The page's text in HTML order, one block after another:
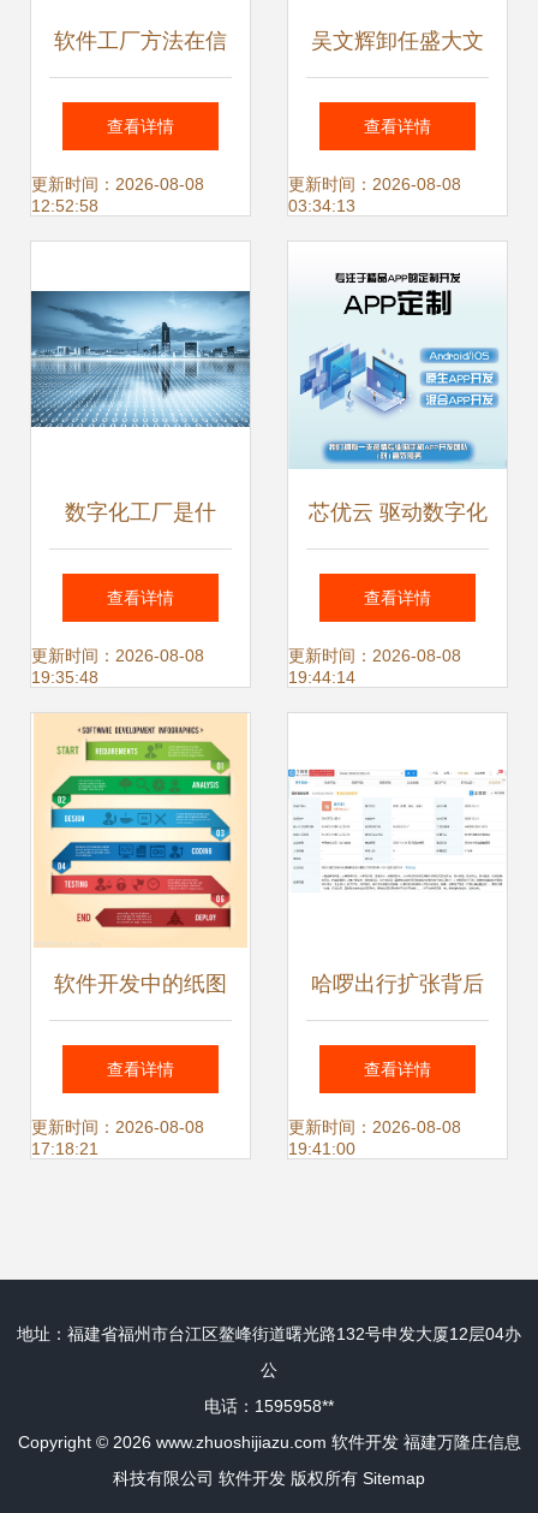
软件工厂方法在信
息系统集成服务中
的应用实践
查看详情
更新时间：2026-08-08
12:52:58
吴文辉卸任盛大文
学关联公司职务 经
理、董事及软件开
查看详情
更新时间：2026-08-08
03:34:13
数字化工厂是什
么？（一）从软件
开发视角看工厂的
数字化转型
查看详情
更新时间：2026-08-08
19:35:48
芯优云 驱动数字化
转型，定制下一代
智能软件解决方案
查看详情
更新时间：2026-08-08
19:44:14
软件开发中的纸图
表 从设计到团队沟
通的利器
查看详情
更新时间：2026-08-08
17:18:21
哈啰出行扩张背后
注册资本5000万元
新公司成立，聚焦
查看详情
更新时间：2026-08-08
19:41:00
地址：福建省福州市台江区鳌峰街道曙光路132号申发大厦12层04办
公
电话：1595958**
Copyright © 2026 www.zhuoshijiazu.com 软件开发 福建万隆庄信息
科技有限公司 软件开发 版权所有 Sitemap